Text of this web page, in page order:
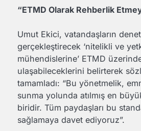
“ETMD Olarak Rehberlik
Umut Ekici, vatandaşların
gerçekleştirecek ‘nitelikli ve
mühendislerine’ ETMD
ulaşabileceklerini belirterek
tamamladı: “Bu yönetmelik,
sunma yolunda atılmış en
biridir. Tüm paydaşları bu
sağlamaya davet ediyoruz”.